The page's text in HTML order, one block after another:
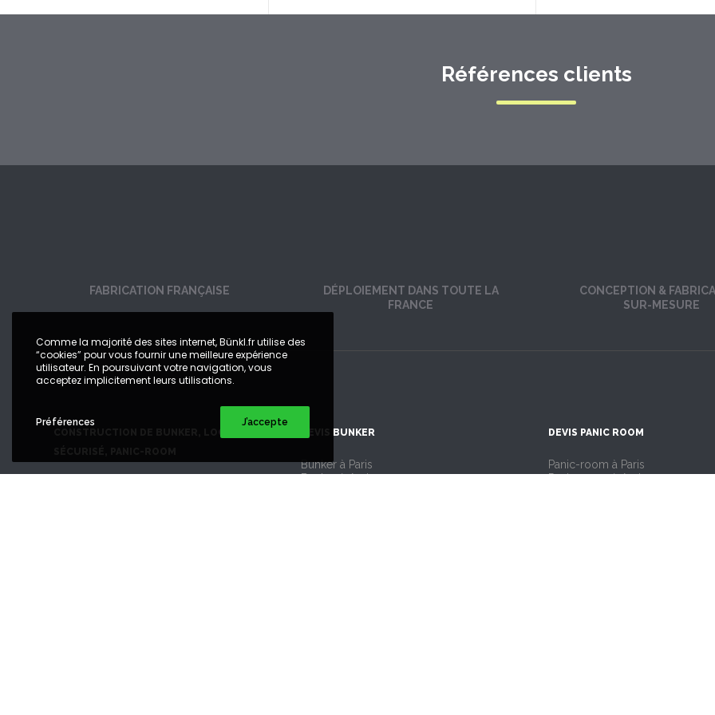
Références clients
FABRICATION FRANÇAISE
DÉPLOIEMENT DANS TOUTE LA
FRANCE
CONCEPTION &
SUR-MESURE
DEVIS BUNKER
Bunker à Paris
Bunker à Amiens
DEVIS PANIC ROOM
Panic-room à Paris
Panic-room à Amiens
Comme la majorité des sites internet, Bünkl.fr utilise des
“cookies” pour vous fournir une meilleure expérience
utilisateur. En poursuivant votre navigation, vous
acceptez implicitement leurs utilisations.
Préférences J’accepte